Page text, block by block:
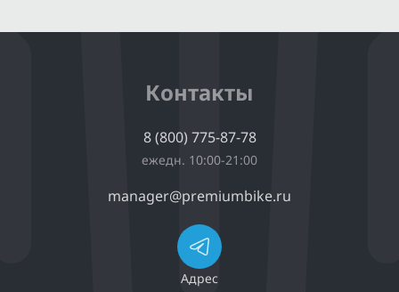
Контакты
8 (800) 775-87-78
ежедн. 10:00-21:00
manager@premiumbike.ru
Адрес